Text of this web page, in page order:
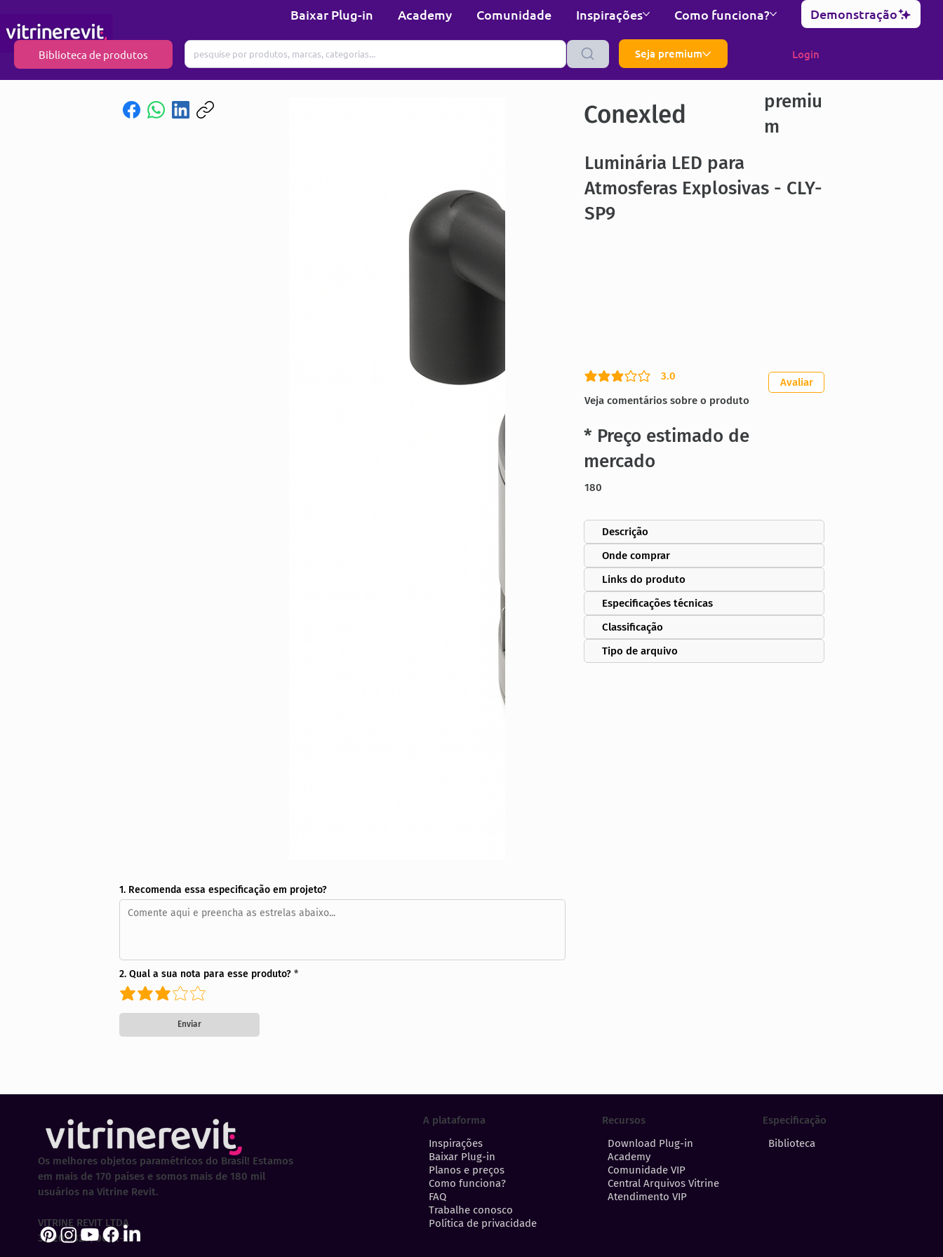
Baixar Plug-in Academy Comunidade Inspirações Como funciona? Demonstração
Biblioteca de produtos Seja premium Login
Conexled
premiu
m
Luminária LED para
Atmosferas Explosivas - CLY-
SP9
3.0
classificação média é 3 de 5
Veja comentários sobre o produto
Avaliar
* Preço estimado de
mercado
180
Descrição
Onde comprar
Links do produto
Especificações técnicas
Classificação
Tipo de arquivo
1. Recomenda essa especificação em projeto?
2. Qual a sua nota para esse produto?
Enviar
A plataforma
Inspirações
Baixar Plug-in
Planos e preços
Como funciona?
FAQ
Trabalhe conosco
Política de privacidade
Recursos
Download Plug-in
Academy
Comunidade VIP
Central Arquivos Vitrine
Atendimento VIP
Especificação
Biblioteca
Os melhores objetos paramétricos do Brasil! Estamos
em mais de 170 países e somos mais de 180 mil
usuários na Vitrine Revit.
VITRINE REVIT LTDA
30.202.323/0001-29